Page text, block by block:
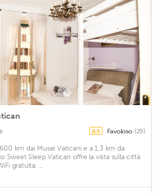
8,9 Favoloso (29)
km dai Musei Vaticani e a 1,3 km da
Sweet Sleep Vatican offre la vista sulla città
gratuita. ...